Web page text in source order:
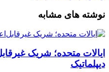
نوشته های مشابه
ایالات متحده؛ شریک
دیپلماتیک